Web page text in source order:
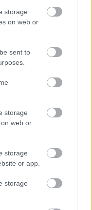
storage
on web or
sent to
storage
web or
storage
or app.
storage
11.00
og NRK.